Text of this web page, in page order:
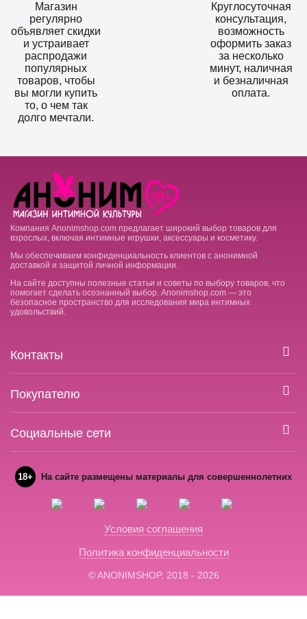
Магазин
регулярно
объявляет скидки
и устраивает
распродажи
популярных
товаров, чтобы
вы могли купить
то, о чем так
долго мечтали.
Круглосуточная
консультация,
возможность
оформить заказ
за несколько
минут, наличная
и безналичная
оплата.
Компания Anonimshop.com предлагает широкий выбор товаров для
взрослых, включая интимные игрушки, аксессуары и косметику.
Мы обеспечиваем конфиденциальность клиентов с анонимной
доставкой и защитой личной информации.
На сайте доступны полезные статьи и советы по выбору товаров, что
помогает сделать осознанный выбор. Anonimshop.com — это
безопасное пространство для исследования мира интимных
удовольствий.
Контакты
Покупателю
Социальные сети
18+ На сайте размещены материалы для совершеннолетних
Условия соглашения
Политика конфиденциальности
© ANONIMSHOP, 2018 - 2026